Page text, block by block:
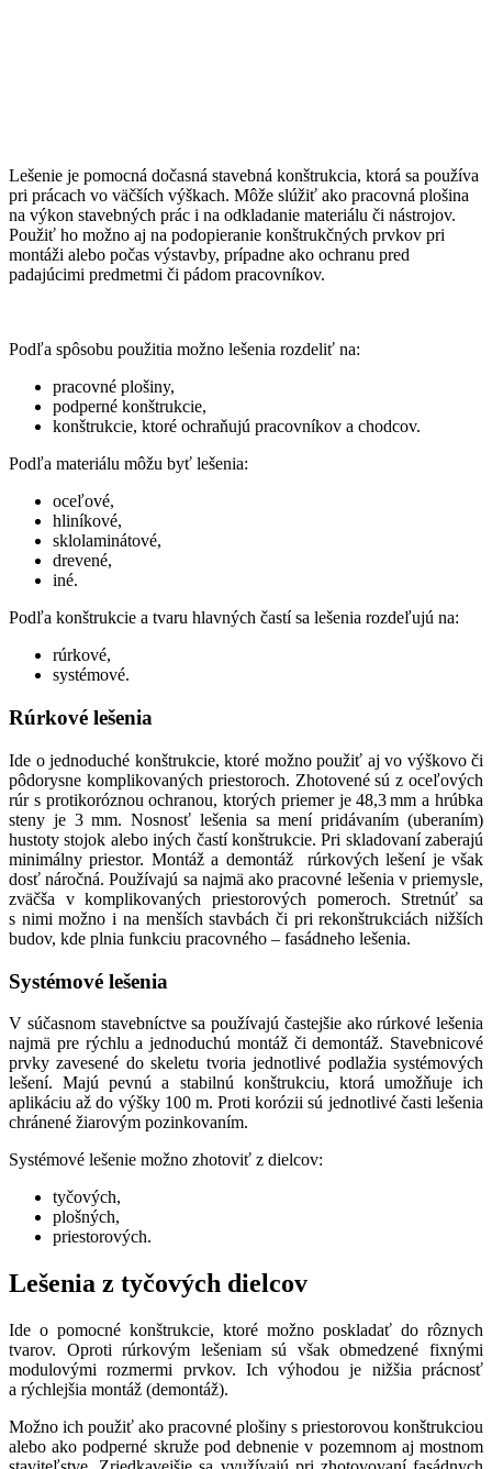
Lešenie je pomocná dočasná stavebná konštrukcia, ktorá sa používa
pri prácach vo väčších výškach. Môže slúžiť ako pracovná plošina
na výkon stavebných prác i na odkladanie materiálu či nástrojov.
Použiť ho možno aj na podopieranie konštrukčných prvkov pri
montáži alebo počas výstavby, prípadne ako ochranu pred
padajúcimi predmetmi či pádom pracovníkov.
Podľa spôsobu použitia možno lešenia rozdeliť na:
pracovné plošiny,
podperné konštrukcie,
konštrukcie, ktoré ochraňujú pracovníkov a chodcov.
Podľa materiálu môžu byť lešenia:
oceľové,
hliníkové,
sklolaminátové,
drevené,
iné.
Podľa konštrukcie a tvaru hlavných častí sa lešenia rozdeľujú na:
rúrkové,
systémové.
Rúrkové lešenia
Ide o jednoduché konštrukcie, ktoré možno použiť aj vo výškovo či
pôdorysne komplikovaných priestoroch. Zhotovené sú z oceľových
rúr s protikoróznou ochranou, ktorých priemer je 48,3 mm a hrúbka
steny je 3 mm. Nosnosť lešenia sa mení pridávaním (uberaním)
hustoty stojok alebo iných častí konštrukcie. Pri skladovaní zaberajú
minimálny priestor. Montáž a demontáž rúrkových lešení je však
dosť náročná. Používajú sa najmä ako pracovné lešenia v priemysle,
zväčša v komplikovaných priestorových pomeroch. Stretnúť sa
s nimi možno i na menších stavbách či pri rekonštrukciách nižších
budov, kde plnia funkciu pracovného – fasádneho lešenia.
Systémové lešenia
V súčasnom stavebníctve sa používajú častejšie ako rúrkové lešenia
najmä pre rýchlu a jednoduchú montáž či demontáž. Stavebnicové
prvky zavesené do skeletu tvoria jednotlivé podlažia systémových
lešení. Majú pevnú a stabilnú konštrukciu, ktorá umožňuje ich
aplikáciu až do výšky 100 m. Proti korózii sú jednotlivé časti lešenia
chránené žiarovým pozinkovaním.
Systémové lešenie možno zhotoviť z dielcov:
tyčových,
plošných,
priestorových.
Lešenia z tyčových dielcov
Ide o pomocné konštrukcie, ktoré možno poskladať do rôznych
tvarov. Oproti rúrkovým lešeniam sú však obmedzené fixnými
modulovými rozmermi prvkov. Ich výhodou je nižšia prácnosť
a rýchlejšia montáž (demontáž).
Možno ich použiť ako pracovné plošiny s priestorovou konštrukciou
alebo ako podperné skruže pod debnenie v pozemnom aj mostnom